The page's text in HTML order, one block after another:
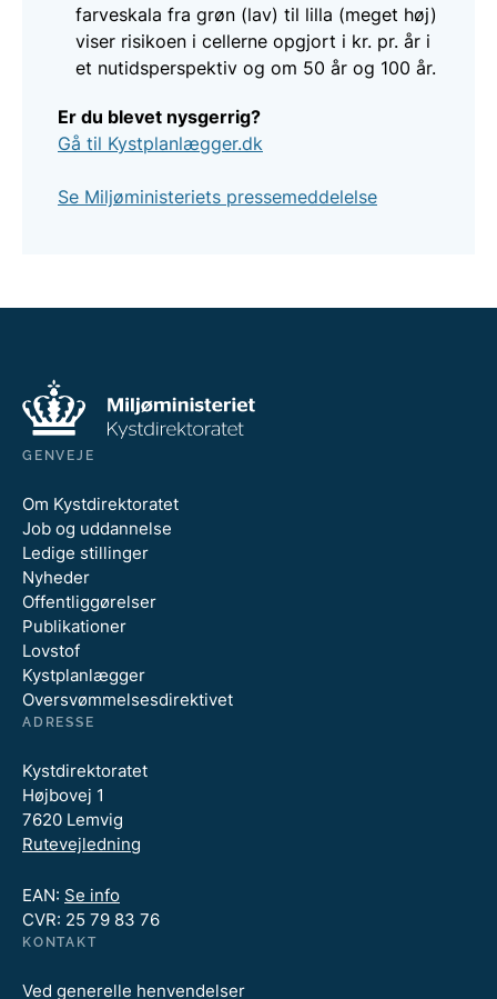
farveskala fra grøn (lav) til lilla (meget høj)
viser risikoen i cellerne opgjort i kr. pr. år i
et nutidsperspektiv og om 50 år og 100 år.​
Er du blevet nysgerrig?
Gå til Kystplanlægger.dk
Se Miljøministeriets pres​semeddelelse
GENVEJE
Om Kystdirektoratet
Job og uddannelse
Ledige stillinger
Nyheder
Offentliggørelser
Publikationer
Lovstof
Kystplanlægger
Oversvømmelsesdirektivet
ADRESSE
Kystdirektoratet
Højbovej 1
7620 Lemvig
Rutevejledning
EAN: Se info
CVR: 25 79 83 76
KONTAKT
Ved generelle henvendelser